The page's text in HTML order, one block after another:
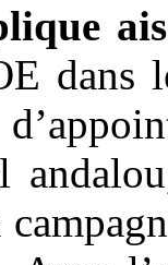
dans